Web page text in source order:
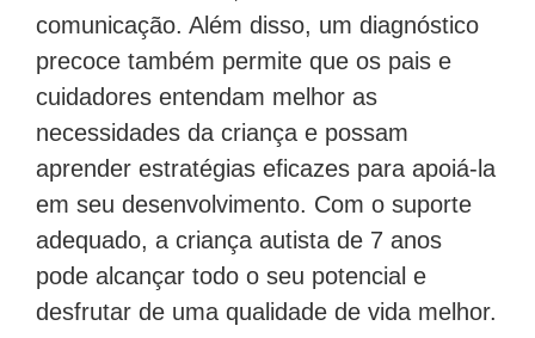
comunicação. Além disso, um diagnóstico
precoce também permite que os pais e
cuidadores entendam melhor as
necessidades da criança e possam
aprender estratégias eficazes para apoiá-la
em seu desenvolvimento. Com o suporte
adequado, a criança autista de 7 anos
pode alcançar todo o seu potencial e
desfrutar de uma qualidade de vida melhor.